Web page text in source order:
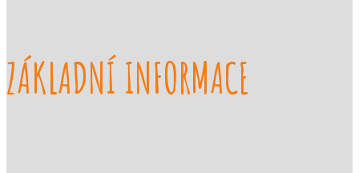
ZÁKLADNÍ INFORMACE